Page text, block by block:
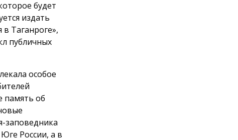
будет
издать
Таганроге»,
публичных
особое
память об
заповедника
России, а в